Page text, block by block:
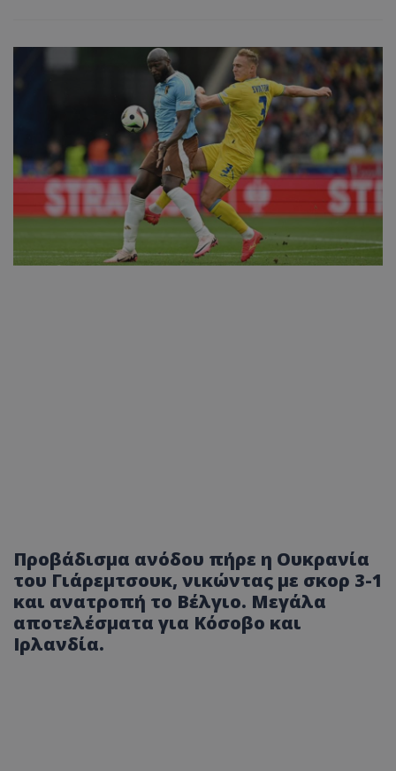
Προβάδισμα ανόδου πήρε η Ουκρανία
του Γιάρεμτσουκ, νικώντας με σκορ 3-1
και ανατροπή το Βέλγιο. Μεγάλα
αποτελέσματα για Κόσοβο και
Ιρλανδία.